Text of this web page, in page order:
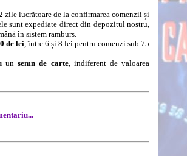
zile lucrătoare de la confirmarea comenzii și
sunt expediate direct din depozitul nostru,
în sistem ramburs.
de lei, între 6 și 8 lei pentru comenzi sub 75
unsemn de carte, indiferent de valoarea